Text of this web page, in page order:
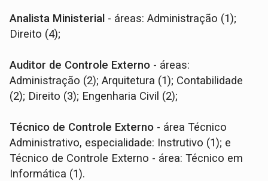
Analista Ministerial - áreas: Administração (1);
Direito (4);
Auditor de Controle Externo - áreas:
Administração (2); Arquitetura (1); Contabilidade
(2); Direito (3); Engenharia Civil (2);
Técnico de Controle Externo - área Técnico
Administrativo, especialidade: Instrutivo (1); e
Técnico de Controle Externo - área: Técnico em
Informática (1).